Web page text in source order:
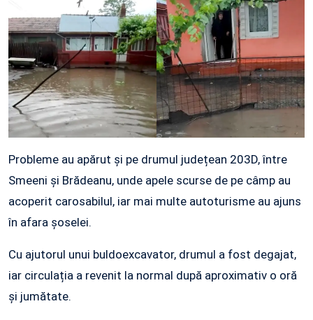
Probleme au apărut și pe drumul județean 203D, între
Smeeni și Brădeanu, unde apele scurse de pe câmp au
acoperit carosabilul, iar mai multe autoturisme au ajuns
în afara șoselei.
Cu ajutorul unui buldoexcavator, drumul a fost degajat,
iar circulația a revenit la normal după aproximativ o oră
și jumătate.